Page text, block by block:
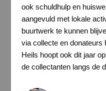
ook schuldhulp en
aangevuld met lokale
buurtwerk te kunnen
via collecte en donateurs
Heils hoopt ook dit jaar
de collectanten langs de